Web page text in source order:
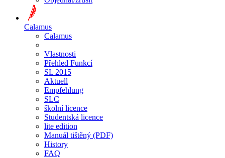
Calamus
Calamus
Vlastnosti
Přehled Funkcí
SL 2015
Aktuell
Empfehlung
SLC
školní licence
Studentská licence
lite edition
Manuál tištěný (PDF)
History
FAQ